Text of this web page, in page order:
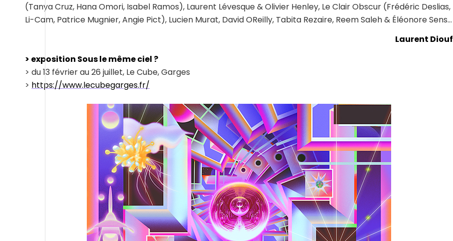
(Tanya Cruz, Hana Omori, Isabel Ramos), Laurent Lévesque & Olivier Henley, Le Clair Obscur (Frédéric Deslias,
Li-Cam, Patrice Mugnier, Angie Pict), Lucien Murat, David OReilly, Tabita Rezaire, Reem Saleh & Éléonore Sens…
Laurent Diouf
> exposition Sous le même ciel ?
> du 13 février au 26 juillet, Le Cube, Garges
> https://www.lecubegarges.fr/